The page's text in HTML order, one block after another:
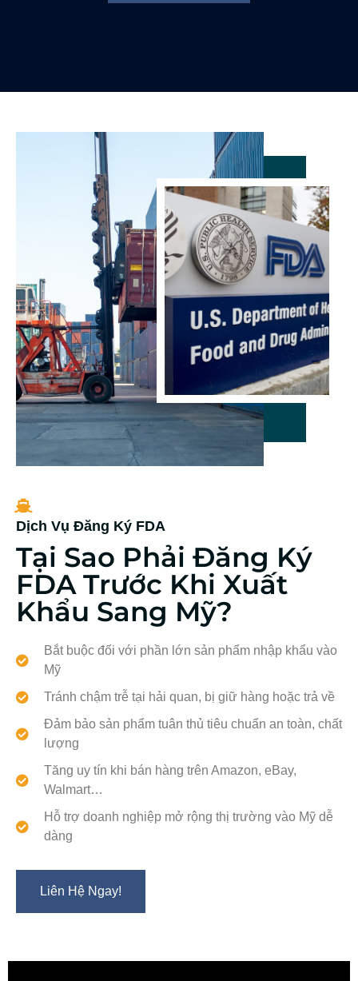
Dịch Vụ Đăng Ký FDA
Tại Sao Phải Đăng Ký
FDA Trước Khi Xuất
Khẩu Sang Mỹ?
Bắt buộc đối với phần lớn sản phẩm nhập khẩu vào
Mỹ
Tránh chậm trễ tại hải quan, bị giữ hàng hoặc trả về
Đảm bảo sản phẩm tuân thủ tiêu chuẩn an toàn, chất
lượng
Tăng uy tín khi bán hàng trên Amazon, eBay,
Walmart…
Hỗ trợ doanh nghiệp mở rộng thị trường vào Mỹ dễ
dàng
Liên Hệ Ngay!